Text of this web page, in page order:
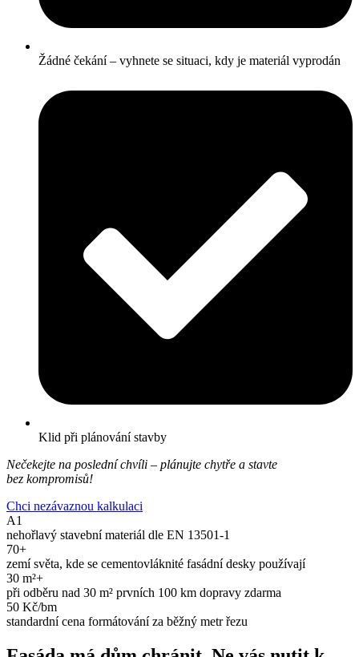
Žádné čekání – vyhnete se situaci, kdy je materiál vyprodán
Klid při plánování stavby
Nečekejte na poslední chvíli – plánujte chytře a stavte
bez kompromisů!
Chci nezávaznou kalkulaci
A1
nehořlavý stavební materiál dle EN 13501-1
70+
zemí světa, kde se cementovláknité fasádní desky používají
30 m²+
při odběru nad 30 m² prvních 100 km dopravy zdarma
50 Kč/bm
standardní cena formátování za běžný metr řezu